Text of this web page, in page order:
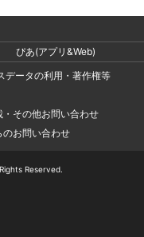
ぴあ(アプリ&Web)
データの利用・著作権等
その他お問い合わせ
お問い合わせ
Reserved.